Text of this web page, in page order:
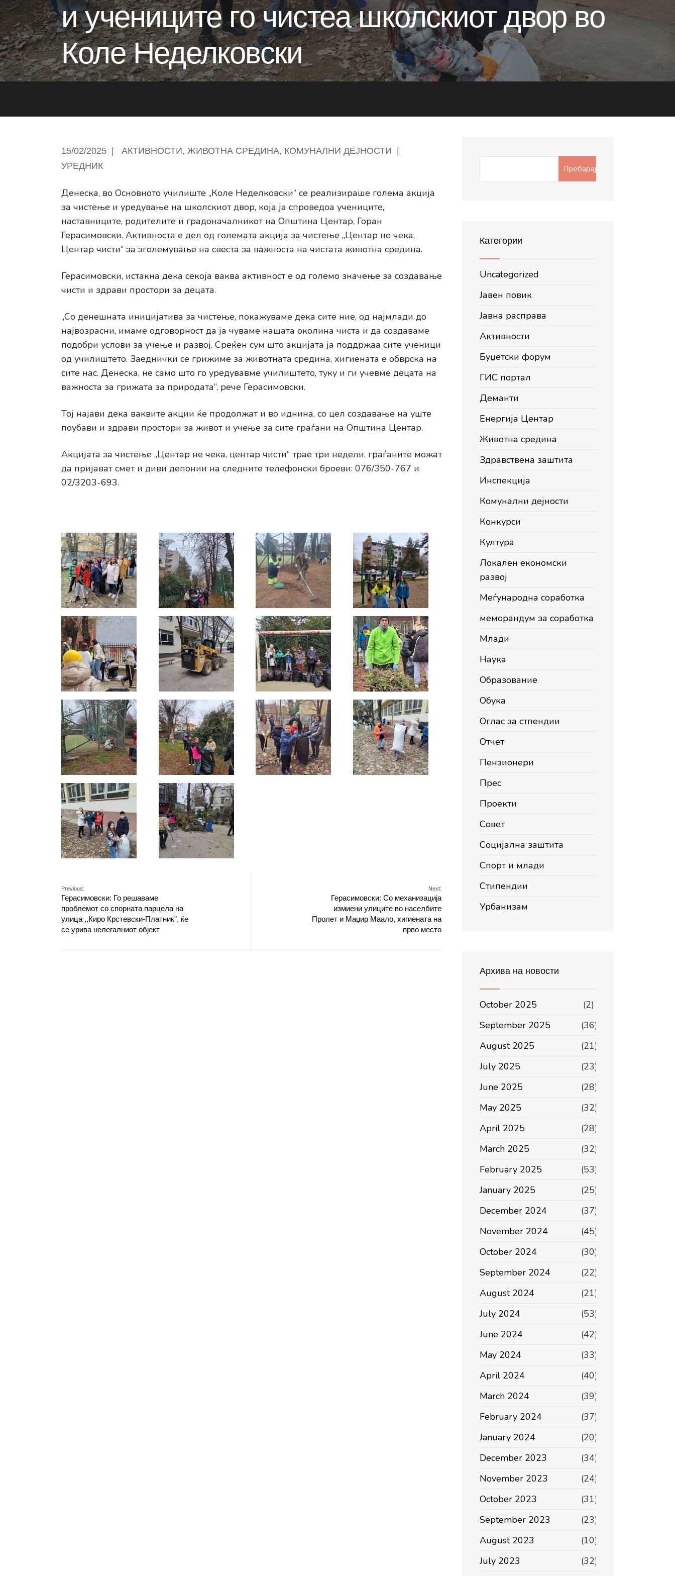
и учениците го чистеа школскиот двор во
Коле Неделковски
15/02/2025 АКТИВНОСТИ, ЖИВОТНА СРЕДИНА, КОМУНАЛНИ ДЕЈНОСТИ
УРЕДНИК
Денеска, во Основното училиште „Коле Неделковски“ се реализираше голема акција
за чистење и уредување на школскиот двор, која ја спроведоа учениците,
наставниците, родителите и градоначалникот на Општина Центар, Горан
Герасимовски. Активноста е дел од големата акција за чистење „Центар не чека,
Центар чисти“ за зголемување на свеста за важноста на чистата животна средина.
Герасимовски, истакна дека секоја ваква активност е од големо значење за создавање
чисти и здрави простори за децата.
„Со денешната иницијатива за чистење, покажуваме дека сите ние, од најмлади до
највозрасни, имаме одговорност да ја чуваме нашата околина чиста и да создаваме
подобри услови за учење и развој. Среќен сум што акцијата ја поддржаа сите ученици
од училиштето. Заеднички се грижиме за животната средина, хигиената е обврска на
сите нас. Денеска, не само што го уредувавме училиштето, туку и ги учевме децата на
важноста за грижата за природата“, рече Герасимовски.
Тој најави дека ваквите акции ќе продолжат и во иднина, со цел создавање на уште
поубави и здрави простори за живот и учење за сите граѓани на Општина Центар.
Акцијата за чистење „Центар не чека, центар чисти“ трае три недели, граѓаните можат
да пријават смет и диви депонии на следните телефонски броеви: 076/350-767 и
02/3203-693.
Previous:
Герасимовски: Го решаваме
проблемот со спорната парцела на
улица ,,Киро Крстевски-Платник”, ќе
се урива нелегалниот објект
Next:
Герасимовски: Со механизација
измиени улиците во населбите
Пролет и Маџир Маало, хигиената на
прво местo
Пребарај
Категории
Uncategorized
Јавен повик
Јавна расправа
Активности
Буџетски форум
ГИС портал
Деманти
Енергија Центар
Животна средина
Здравствена заштита
Инспекција
Комунални дејности
Конкурси
Култура
Локален економски
развој
Меѓународна соработка
меморандум за соработка
Млади
Наука
Образование
Обука
Оглас за стпендии
Отчет
Пензионери
Прес
Проекти
Совет
Социјална заштита
Спорт и млади
Стипендии
Урбанизам
Архива на новости
October 2025
(2)
September 2025
(36)
August 2025
(21)
July 2025
(23)
June 2025
(28)
May 2025
(32)
April 2025
(28)
March 2025
(32)
February 2025
(53)
January 2025
(25)
December 2024
(37)
November 2024
(45)
October 2024
(30)
September 2024
(22)
August 2024
(21)
July 2024
(53)
June 2024
(42)
May 2024
(33)
April 2024
(40)
March 2024
(39)
February 2024
(37)
January 2024
(20)
December 2023
(34)
November 2023
(24)
October 2023
(31)
September 2023
(23)
August 2023
(10)
July 2023
(32)